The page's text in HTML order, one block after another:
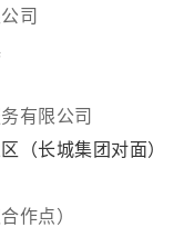
司
有限公司
（长城集团对面）
作点）